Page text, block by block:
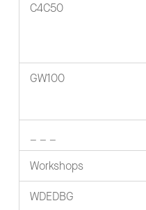
C4C50
GW100
Workshops
WDEDBG